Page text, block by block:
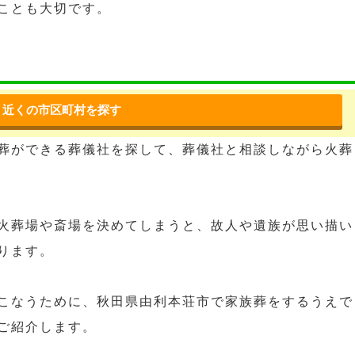
とも大切です。
近くの市区町村を探す
ができる葬儀社を探して、葬儀社と相談しながら火葬
葬場や斎場を決めてしまうと、故人や遺族が思い描い
ます。
なうために、秋田県由利本荘市で家族葬をするうえで
紹介します。